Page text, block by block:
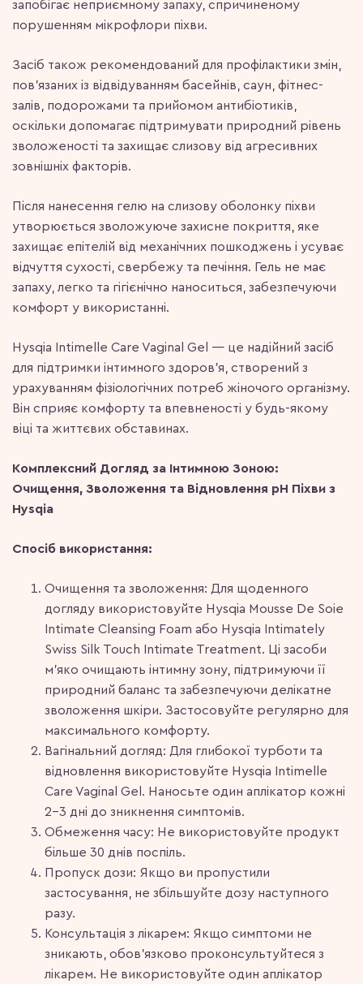
запобігає неприємному запаху, спричиненому
порушенням мікрофлори піхви.
Засіб також рекомендований для профілактики змін,
пов’язаних із відвідуванням басейнів, саун, фітнес-
залів, подорожами та прийомом антибіотиків,
оскільки допомагає підтримувати природний рівень
зволоженості та захищає слизову від агресивних
зовнішніх факторів.
Після нанесення гелю на слизову оболонку піхви
утворюється зволожуюче захисне покриття, яке
захищає епітелій від механічних пошкоджень і усуває
відчуття сухості, свербежу та печіння. Гель не має
запаху, легко та гігієнічно наноситься, забезпечуючи
комфорт у використанні.
Hysqia Intimelle Care Vaginal Gel — це надійний засіб
для підтримки інтимного здоров’я, створений з
урахуванням фізіологічних потреб жіночого організму.
Він сприяє комфорту та впевненості у будь-якому
віці та життєвих обставинах.
Комплексний Догляд за Інтимною Зоною:
Очищення, Зволоження та Відновлення pH Піхви з
Hysqia
Спосіб використання:
Очищення та зволоження: Для щоденного
догляду використовуйте Hysqia Mousse De Soie
Intimate Cleansing Foam або Hysqia Intimately
Swiss Silk Touch Intimate Treatment. Ці засоби
м’яко очищають інтимну зону, підтримуючи її
природний баланс та забезпечуючи делікатне
зволоження шкіри. Застосовуйте регулярно для
максимального комфорту.
Вагінальний догляд: Для глибокої турботи та
відновлення використовуйте Hysqia Intimelle
Care Vaginal Gel. Наносьте один аплікатор кожні
2-3 дні до зникнення симптомів.
Обмеження часу: Не використовуйте продукт
більше 30 днів поспіль.
Пропуск дози: Якщо ви пропустили
застосування, не збільшуйте дозу наступного
разу.
Консультація з лікарем: Якщо симптоми не
зникають, обов’язково проконсультуйтеся з
лікарем. Не використовуйте один аплікатор